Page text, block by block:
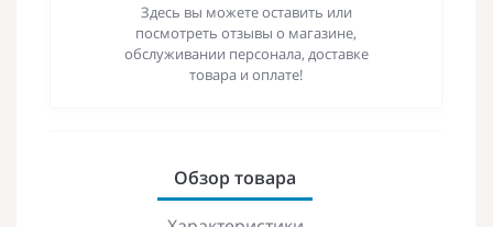
Здесь вы можете оставить или
посмотреть отзывы о магазине,
обслуживании персонала, доставке
товара и оплате!
Обзор товара